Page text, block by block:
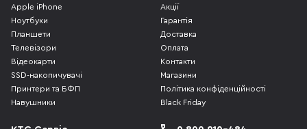
Apple iPhone
Ноутбуки
Планшети
Телевізори
Відеокарти
SSD-накопичувачі
Принтери та БФП
Навушники
Акції
Гарантія
Доставка
Оплата
Контакти
Магазини
Політика конфіденційності
Black Friday